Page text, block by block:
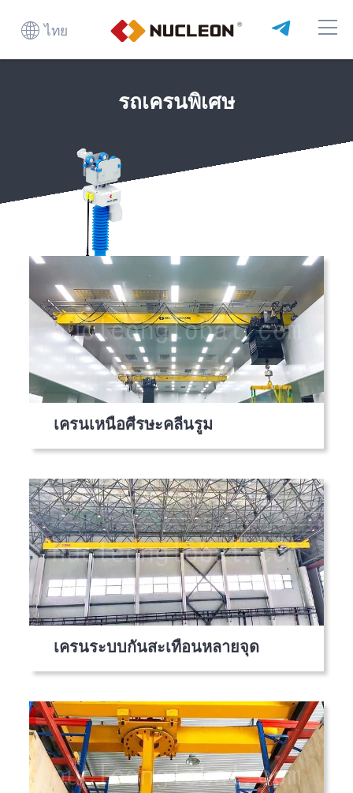
ไทย
รถเครนพิเศษ
เครนเหนือศีรษะคลีนรูม
เครนระบบกันสะเทือนหลายจุด